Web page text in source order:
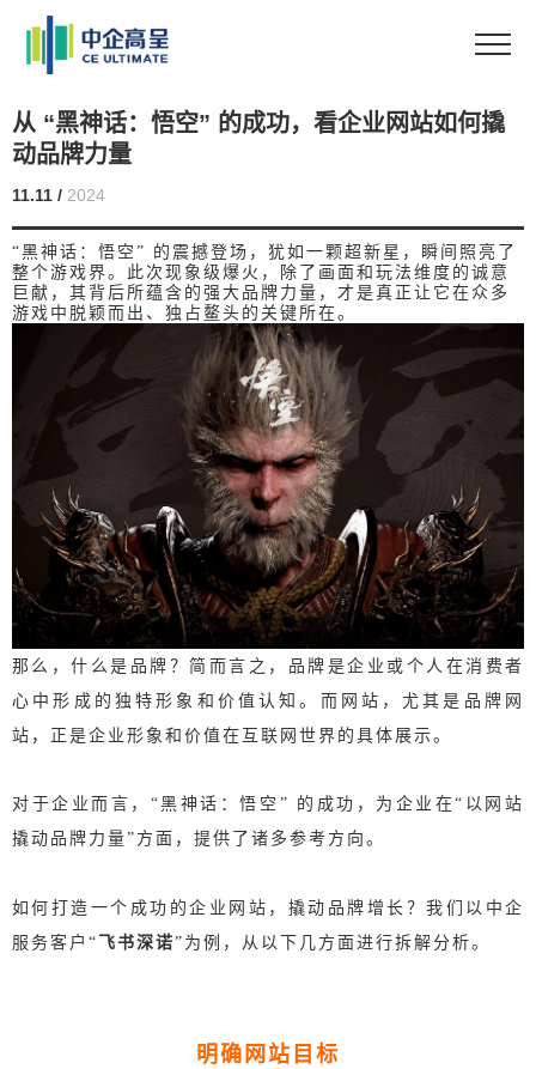
从 “黑神话：悟空” 的成功，看企业网站如何撬
动品牌力量
11.11 / 2024
“黑神话：悟空” 的震撼登场，犹如一颗超新星，瞬间照亮了
整个游戏界。此次现象级爆火，除了画面和玩法维度的诚意
巨献，其背后所蕴含的强大品牌力量，才是真正让它在众多
游戏中脱颖而出、独占鳌头的关键所在。
那么，什么是品牌？简而言之，品牌是企业或个人在消费者
心中形成的独特形象和价值认知。 而网站，尤其是品牌网
站，正是企业形象和价值在互联网世界的具体展示。
对于企业而言，“黑神话：悟空” 的成功，为企业在“以网站
撬动品牌力量”方面，提供了诸多参考方向。
如何打造一个成功的企业网站，撬动品牌增长？我们 以中企
服务客户“
飞书深诺”为例，从以下几方面进行拆解分析。
明确网站目标